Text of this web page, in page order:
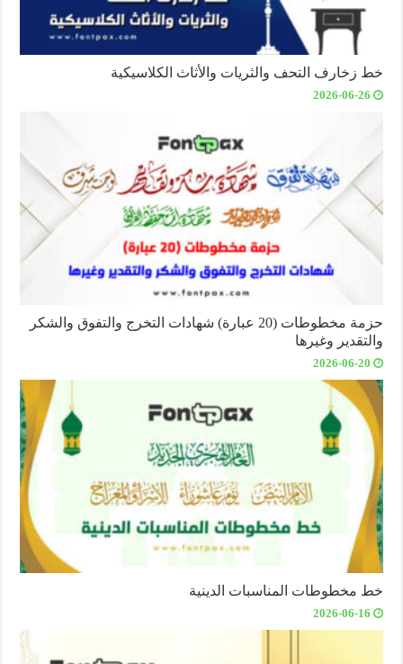
خط زخارف التحف والثريات والأثاث الكلاسيكية
2026-06-26
حزمة مخطوطات (20 عبارة) شهادات التخرج والتفوق والشكر
والتقدير وغيرها
2026-06-20
خط مخطوطات المناسبات الدينية
2026-06-16